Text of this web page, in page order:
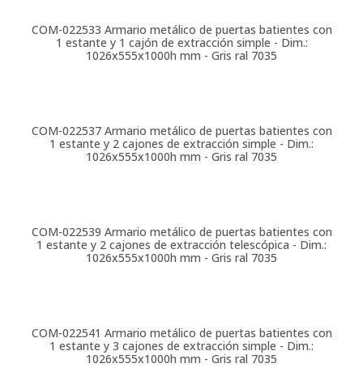
COM-022533 Armario metálico de puertas batientes con
1 estante y 1 cajón de extracción simple - Dim.:
1026x555x1000h mm - Gris ral 7035
COM-022537 Armario metálico de puertas batientes con
1 estante y 2 cajones de extracción simple - Dim.:
1026x555x1000h mm - Gris ral 7035
COM-022539 Armario metálico de puertas batientes con
1 estante y 2 cajones de extracción telescópica - Dim.:
1026x555x1000h mm - Gris ral 7035
COM-022541 Armario metálico de puertas batientes con
1 estante y 3 cajones de extracción simple - Dim.:
1026x555x1000h mm - Gris ral 7035